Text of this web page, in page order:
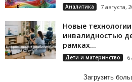
Аналитика 7 августа,
Новые
инвалидностью
рамках...
Дети и материнство 6
Загрузить